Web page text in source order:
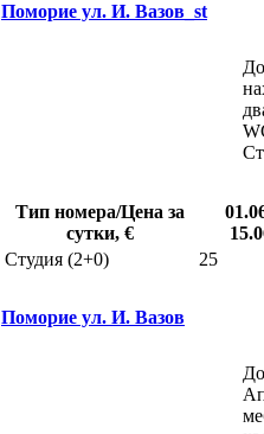
Поморие ул. И. Вазов_st
Тип номера/Цена за
сутки, €
Студия (2+0)
25
Поморие ул. И. Вазов